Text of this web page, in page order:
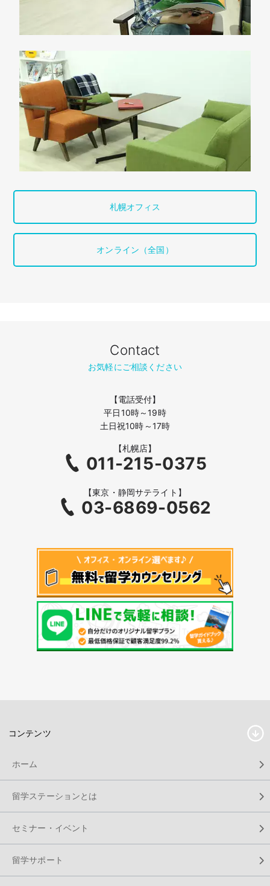
札幌オフィス
オンライン（全国）
Contact
お気軽にご相談ください
【電話受付】
平日10時～19時
土日祝10時～17時
【札幌店】
011-215-0375
【東京・静岡サテライト】
03-6869-0562
コンテンツ
ホーム
留学ステーションとは
セミナー・イベント
留学サポート